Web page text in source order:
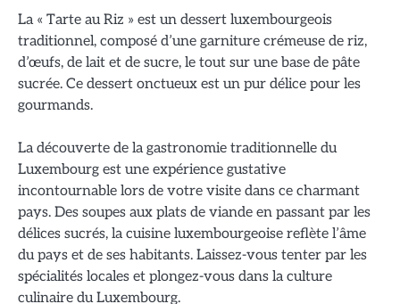
La « Tarte au Riz » est un dessert luxembourgeois
traditionnel, composé d’une garniture crémeuse de riz,
d’œufs, de lait et de sucre, le tout sur une base de pâte
sucrée. Ce dessert onctueux est un pur délice pour les
gourmands.
La découverte de la gastronomie traditionnelle du
Luxembourg est une expérience gustative
incontournable lors de votre visite dans ce charmant
pays. Des soupes aux plats de viande en passant par les
délices sucrés, la cuisine luxembourgeoise reflète l’âme
du pays et de ses habitants. Laissez-vous tenter par les
spécialités locales et plongez-vous dans la culture
culinaire du Luxembourg.